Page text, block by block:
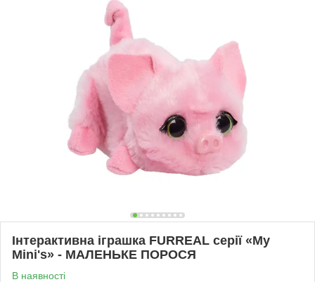
Інтерактивна іграшка FURREAL серії «My
Mini's» - МАЛЕНЬКЕ ПОРОСЯ
В наявності